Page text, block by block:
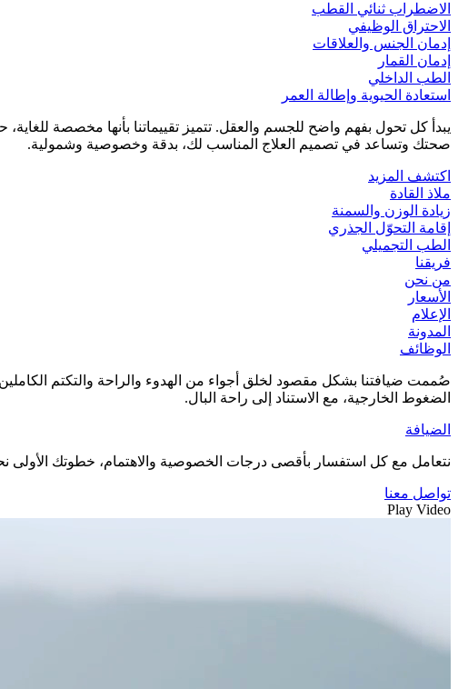
الاضطراب ثنائي القطب
الاحتراق الوظيفي
إدمان الجنس والعلاقات
إدمان القمار
الطب الداخلي
استعادة الحيوية وإطالة العمر
يبدأ كل تحول بفهم واضح للجسم والعقل. تتميز تقييماتنا بأنها مخصصة
صحتك وتساعد في تصميم العلاج المناسب لك، بدقة وخصوصية وشمولية.
اكتشف المزيد
ملاذ القادة
زيادة الوزن والسمنة
إقامة التحوّل الجذري
الطب التجميلي
فريقنا
من نحن
الأسعار
الإعلام
المدونة
الوظائف
صُممت ضيافتنا بشكل مقصود لخلق أجواء من الهدوء والراحة والتكتم
الضغوط الخارجية، مع الاستناد إلى راحة البال.
الضيافة
نتعامل مع كل استفسار بأقصى درجات الخصوصية والاهتمام، خطوتك الأولى
تواصل معنا
Play Video